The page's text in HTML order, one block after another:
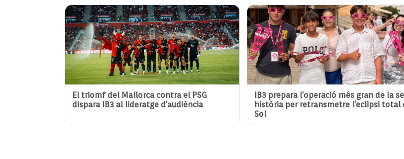
El triomf del Mallorca contra el PSG
dispara IB3 al lideratge d’audiència
IB3 prepara l’operació més gran de la
història per retransmetre l’eclipsi total
Sol